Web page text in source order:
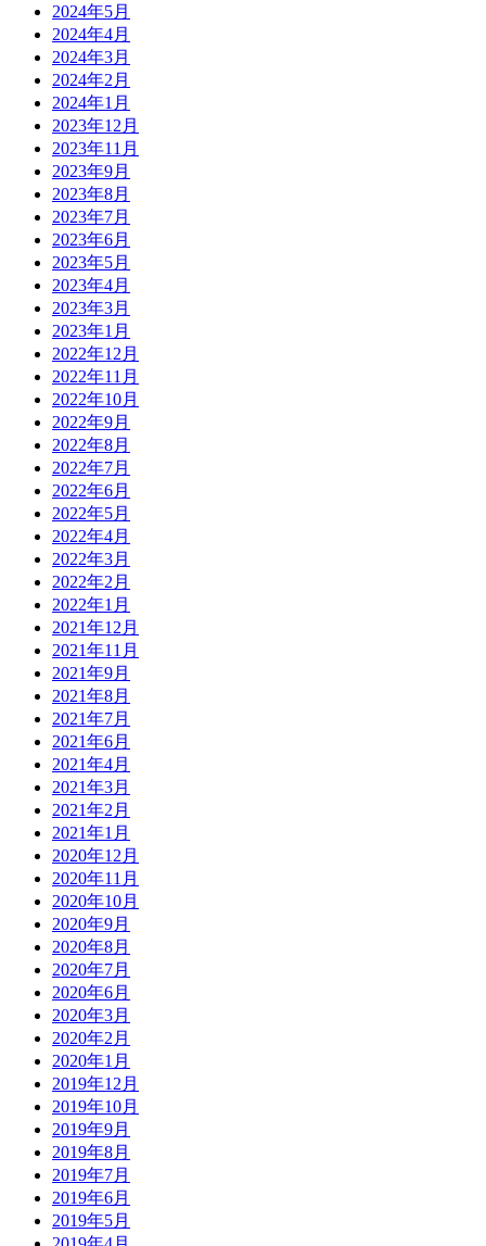
2024年5月
2024年4月
2024年3月
2024年2月
2024年1月
2023年12月
2023年11月
2023年9月
2023年8月
2023年7月
2023年6月
2023年5月
2023年4月
2023年3月
2023年1月
2022年12月
2022年11月
2022年10月
2022年9月
2022年8月
2022年7月
2022年6月
2022年5月
2022年4月
2022年3月
2022年2月
2022年1月
2021年12月
2021年11月
2021年9月
2021年8月
2021年7月
2021年6月
2021年4月
2021年3月
2021年2月
2021年1月
2020年12月
2020年11月
2020年10月
2020年9月
2020年8月
2020年7月
2020年6月
2020年3月
2020年2月
2020年1月
2019年12月
2019年10月
2019年9月
2019年8月
2019年7月
2019年6月
2019年5月